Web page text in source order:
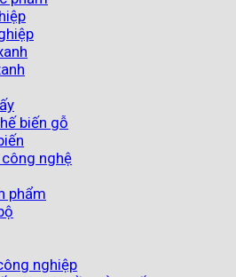
biến gỗ
nghệ
phẩm
nghiệp